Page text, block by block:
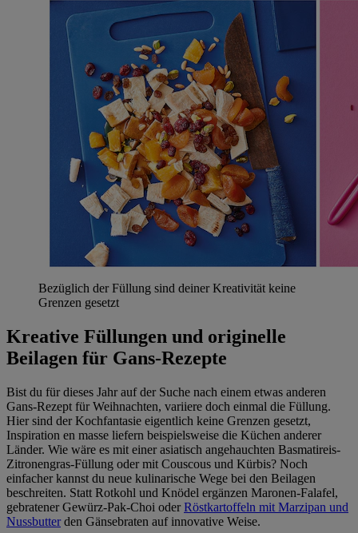
Bezüglich der Füllung sind deiner Kreativität keine
Grenzen gesetzt
Kreative Füllungen und originelle
Beilagen für Gans-Rezepte
Bist du für dieses Jahr auf der Suche nach einem etwas anderen
Gans-Rezept für Weihnachten, variiere doch einmal die Füllung.
Hier sind der Kochfantasie eigentlich keine Grenzen gesetzt,
Inspiration en masse liefern beispielsweise die Küchen anderer
Länder. Wie wäre es mit einer asiatisch angehauchten Basmatireis-
Zitronengras-Füllung oder mit Couscous und Kürbis? Noch
einfacher kannst du neue kulinarische Wege bei den Beilagen
beschreiten. Statt Rotkohl und Knödel ergänzen Maronen-Falafel,
gebratener Gewürz-Pak-Choi oderRöstkartoffeln mit Marzipan und
Nussbutterden Gänsebraten auf innovative Weise.